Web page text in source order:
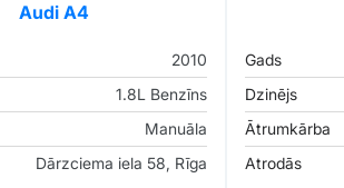
Audi A4
2010
1.8L Benzīns
Manuāla
Dārzciema iela 58, Rīga
Gads
Dzinējs
Ātrumkārba
Atrodās